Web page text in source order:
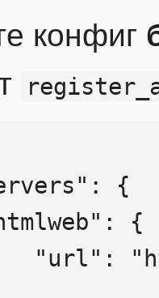
конфиг